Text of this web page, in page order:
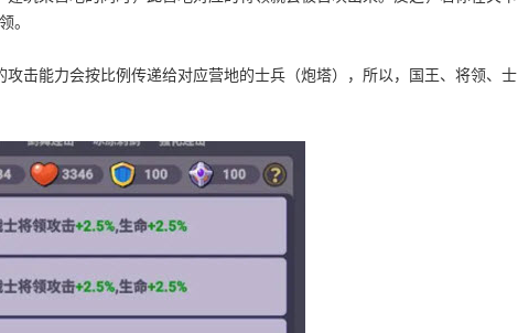
。
击能力会按比例传递给对应营地的士兵（炮塔），所以，国王、将领、士